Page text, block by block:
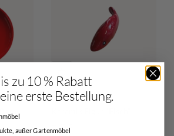
cm
Albert L.
zu 10 % Rabatt
erste Bestellung.
außer Gartenmöbel